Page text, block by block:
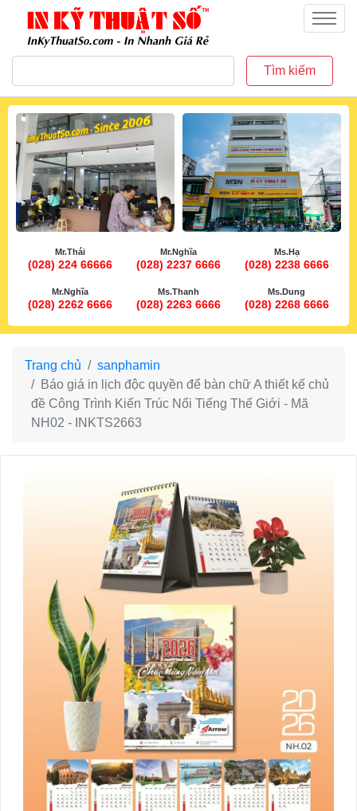
inkythuatso.com
Menu
Tìm kiếm
Mr.Thái
(028) 224 66666
Mr.Nghĩa
(028) 2237 6666
Ms.Hạ
(028) 2238 6666
Mr.Nghĩa
(028) 2262 6666
Ms.Thanh
(028) 2263 6666
Ms.Dung
(028) 2268 6666
Trang chủ
sanphamin
Báo giá in lịch độc quyền để bàn chữ A thiết kế chủ
đề Công Trình Kiến Trúc Nổi Tiếng Thế Giới - Mã
NH02 - INKTS2663